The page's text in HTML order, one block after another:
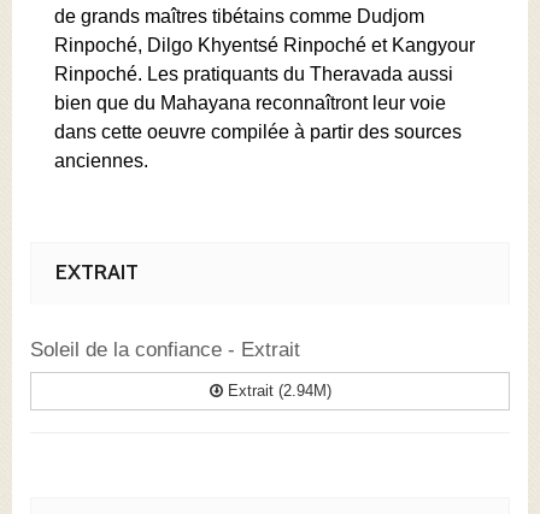
de grands maîtres tibétains comme Dudjom
Rinpoché, Dilgo Khyentsé Rinpoché et Kangyour
Rinpoché. Les pratiquants du Theravada aussi
bien que du Mahayana reconnaîtront leur voie
dans cette oeuvre compilée à partir des sources
anciennes.
EXTRAIT
Soleil de la confiance - Extrait
Extrait (2.94M)